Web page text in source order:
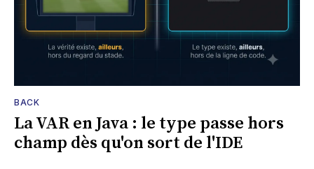
BACK
La VAR en Java : le type passe hors
champ dès qu'on sort de l'IDE